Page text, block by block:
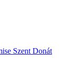
Szent Donát